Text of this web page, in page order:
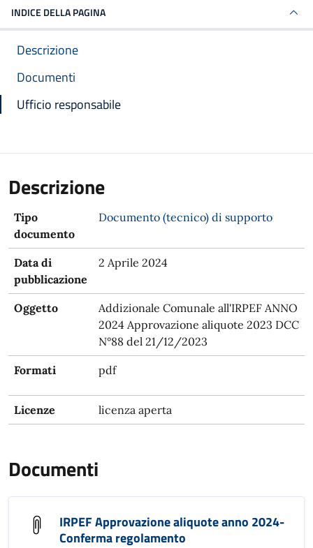
INDICE DELLA PAGINA
Descrizione
Documenti
Ufficio responsabile
Descrizione
Tipo
documento
Documento (tecnico) di supporto
Data di
pubblicazione
2 Aprile 2024
Oggetto
Addizionale Comunale all'IRPEF ANNO
2024 Approvazione aliquote 2023 DCC
N°88 del 21/12/2023
Formati pdf
Licenze licenza aperta
Documenti
IRPEF Approvazione aliquote anno 2024-
Conferma regolamento